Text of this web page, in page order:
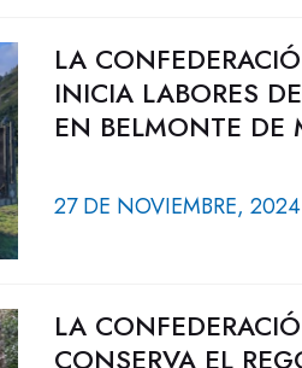
LA
INICIA LABORES
EN BELMONTE DE
27 DE NOVIEMBRE, 2024
LA
CONSERVA EL